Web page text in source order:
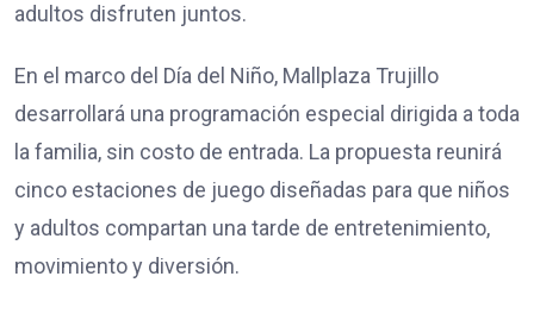
adultos disfruten juntos.
En el marco del Día del Niño, Mallplaza Trujillo
desarrollará una programación especial dirigida a toda
la familia, sin costo de entrada. La propuesta reunirá
cinco estaciones de juego diseñadas para que niños
y adultos compartan una tarde de entretenimiento,
movimiento y diversión.